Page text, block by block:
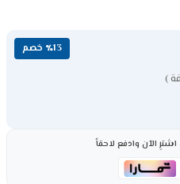
٪13 خصم
)
الآن وادفع لاحقاً